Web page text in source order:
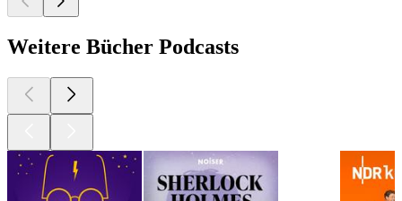
Weitere Bücher Podcasts